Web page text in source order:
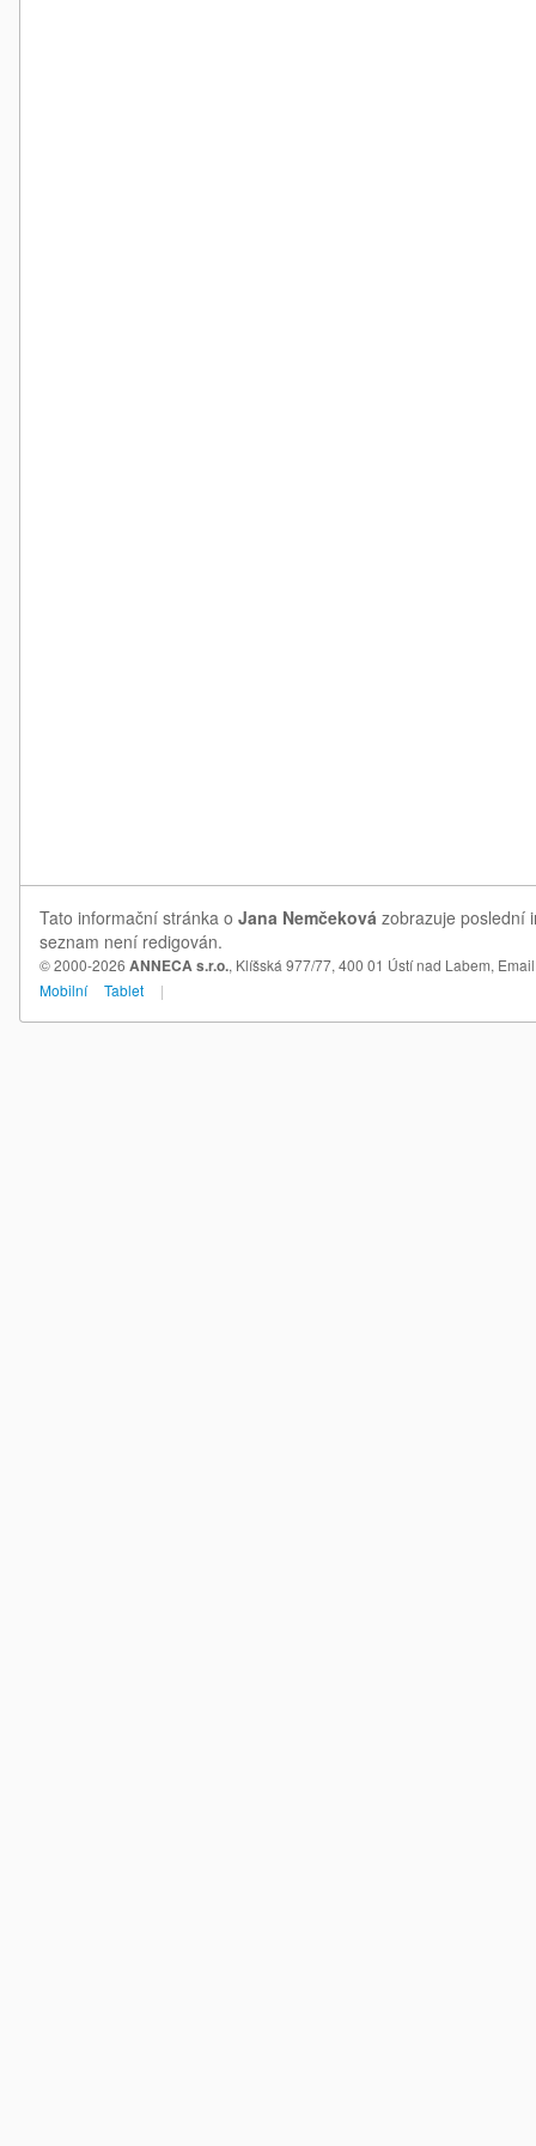
Tato informační stránka o Jana Nemčeková zobrazuje poslední
seznam není redigován.
© 2000-2026 ANNECA s.r.o., Klíšská 977/77, 400 01 Ústí nad Labem,
Mobilní
Tablet |